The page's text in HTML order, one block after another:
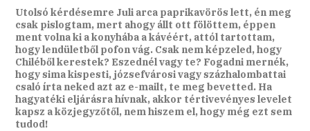
Utolsó kérdésemre Juli arca paprikavörös lett, én meg
csak pislogtam, mert ahogy állt ott fölöttem, éppen
ment volna ki a konyhába a kávéért, attól tartottam,
hogy lendületből pofon vág. Csak nem képzeled, hogy
Chiléből kerestek? Eszednél vagy te? Fogadni mernék,
hogy sima kispesti, józsefvárosi vagy százhalombattai
csaló írta neked azt az e-mailt, te meg bevetted. Ha
hagyatéki eljárásra hívnak, akkor tértivevényes levelet
kapsz a közjegyzőtől, nem hiszem el, hogy még ezt sem
tudod!